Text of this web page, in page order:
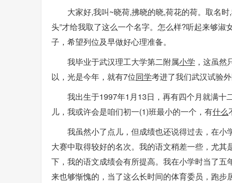
大家好,我叫~晓荷,拂晓的晓,荷花的荷。取名
头”才给我取了这么一个名字。怎么样?听起来够
子，希望列位及早做好心理准备。
我毕业于武汉理工大学第二附属小学 ，这虽
以，光是今年，就有7位同学考进了我们武汉试验
我出生于1997年1月13日，再有四个月就满十
儿，我或许会是咱们初一(1)班最小的一个，有什么
我虽然小了点儿，但成绩也还说得过去，在
大赛中取得较好的名次。我的语文稍差一些，尤
下，我的语文成绩会有所提高。我在小学时当了
来也够惭愧的，当了这么长时间的体育委员，跑